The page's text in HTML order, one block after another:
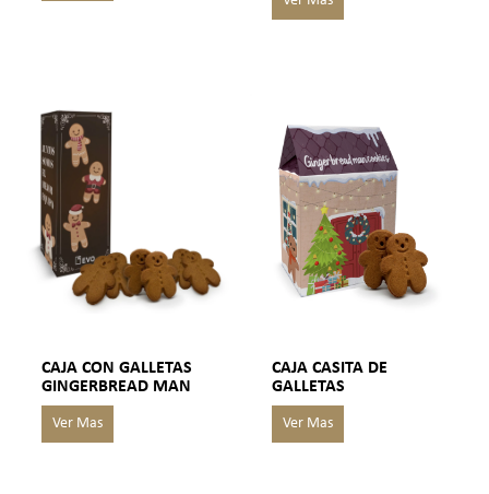
CAJA CON GALLETAS
GINGERBREAD MAN
CAJA CASITA DE
GALLETAS